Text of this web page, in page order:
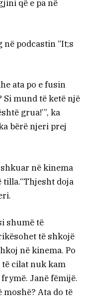
që e pa në
në podcastin “It;s
ata po e fusin
Si mund të ketë një
grua!’”, ka
bërë njeri prej
në kinema
tilla.“Thjesht doja
shumë të
të shkojë
në kinema. Po
cilat nuk kam
Janë fëmijë.
moshë? Ata do të